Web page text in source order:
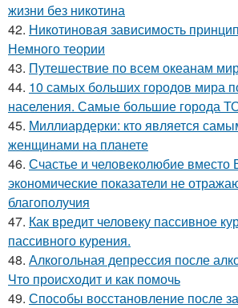
жизни без никотина
42. Никотиновая зависимость
Немного теории
43. Путешествие по всем океанам
44. 10 самых больших городов мира
населения. Самые большие города
45. Миллиардерки: кто является
женщинами на планете
46. Счастье и человеколюбие
экономические показатели не
благополучия
47. Как вредит человеку пассивное
пассивного курения.
48. Алкогольная депрессия после
Что происходит и как помочь
49. Способы восстановление после